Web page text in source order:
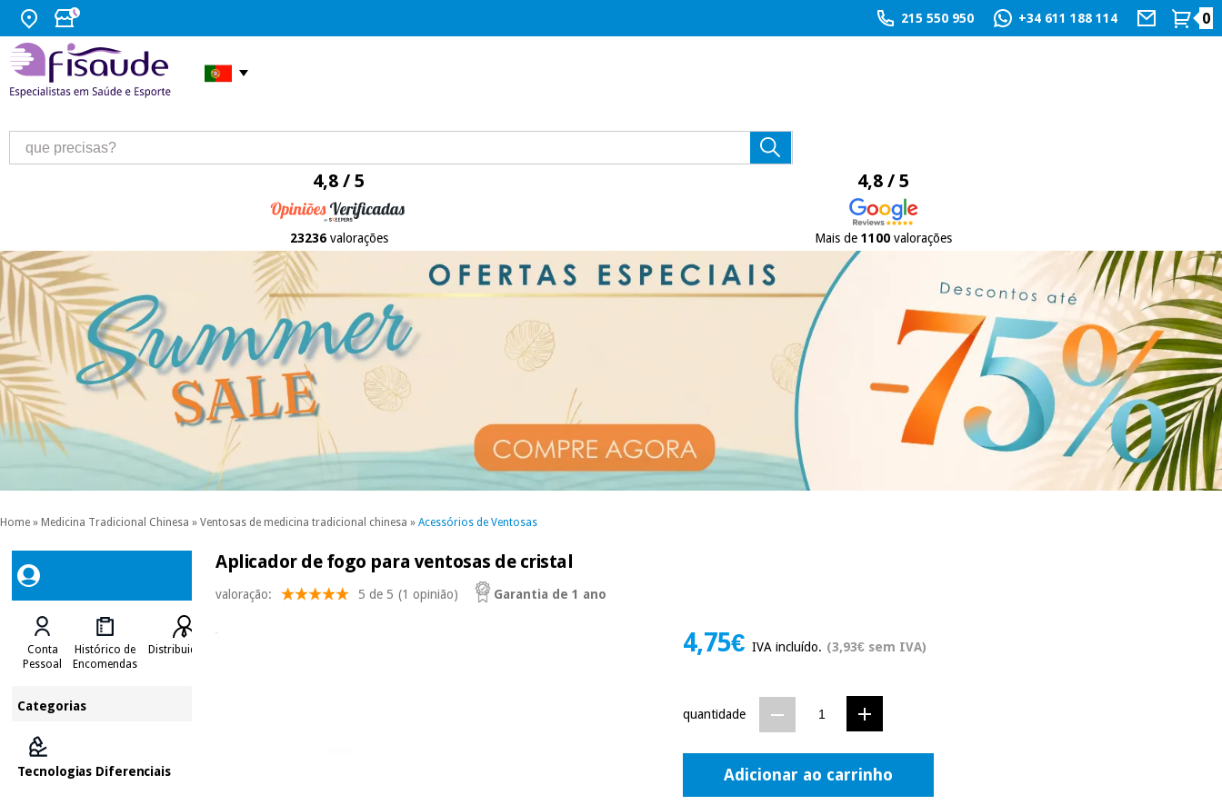
215 550 950 +34 611 188 114 0
4,8 / 5
23236valorações
4,8 / 5
Mais de 1100valorações
Home » Medicina Tradicional Chinesa » Ventosas de medicina tradicional chinesa » Acessórios de Ventosas
Conta
Pessoal
Histórico de
Encomendas
Distribuidores
Categorias
Tecnologias Diferenciais
Aplicador de fogo para ventosas de cristal
valoração: 5 de 5 (1 opinião) Garantia de 1 ano
4,75€IVA incluído. (3,93€ sem IVA)
quantidade
Adicionar ao carrinho